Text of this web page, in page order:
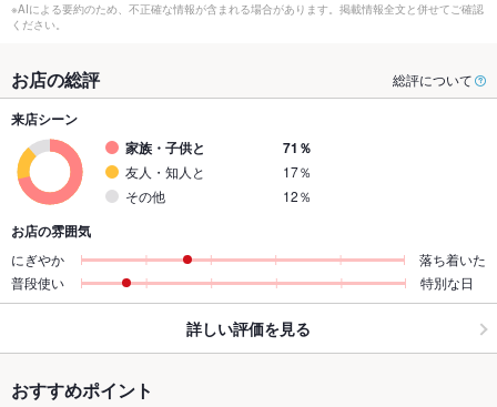
※AIによる要約のため、不正確な情報が含まれる場合があります。掲載情報全文と併せてご確認
ください。
お店の総評 総評について
来店シーン
家族・子供と
71％
友人・知人と
17％
その他
12％
お店の雰囲気
にぎやか
落ち着いた
普段使い
特別な日
詳しい評価を見る
おすすめポイント